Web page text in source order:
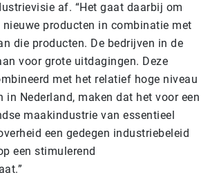
af. “Het gaat daarbij om
nieuwe producten in combinatie met
die producten. De bedrijven in de
voor grote uitdagingen. Deze
met het relatief hoge niveau
in Nederland, maken dat het voor een
maakindustrie van essentieel
een gedegen industriebeleid
een stimulerend